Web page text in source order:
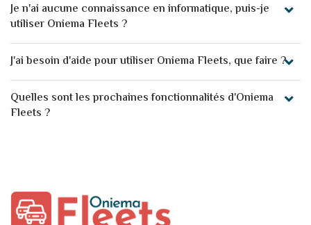
Je n'ai aucune connaissance en informatique, puis-je
utiliser Oniema Fleets ?
J'ai besoin d'aide pour utiliser Oniema Fleets, que faire ?
Quelles sont les prochaines fonctionnalités d'Oniema
Fleets ?